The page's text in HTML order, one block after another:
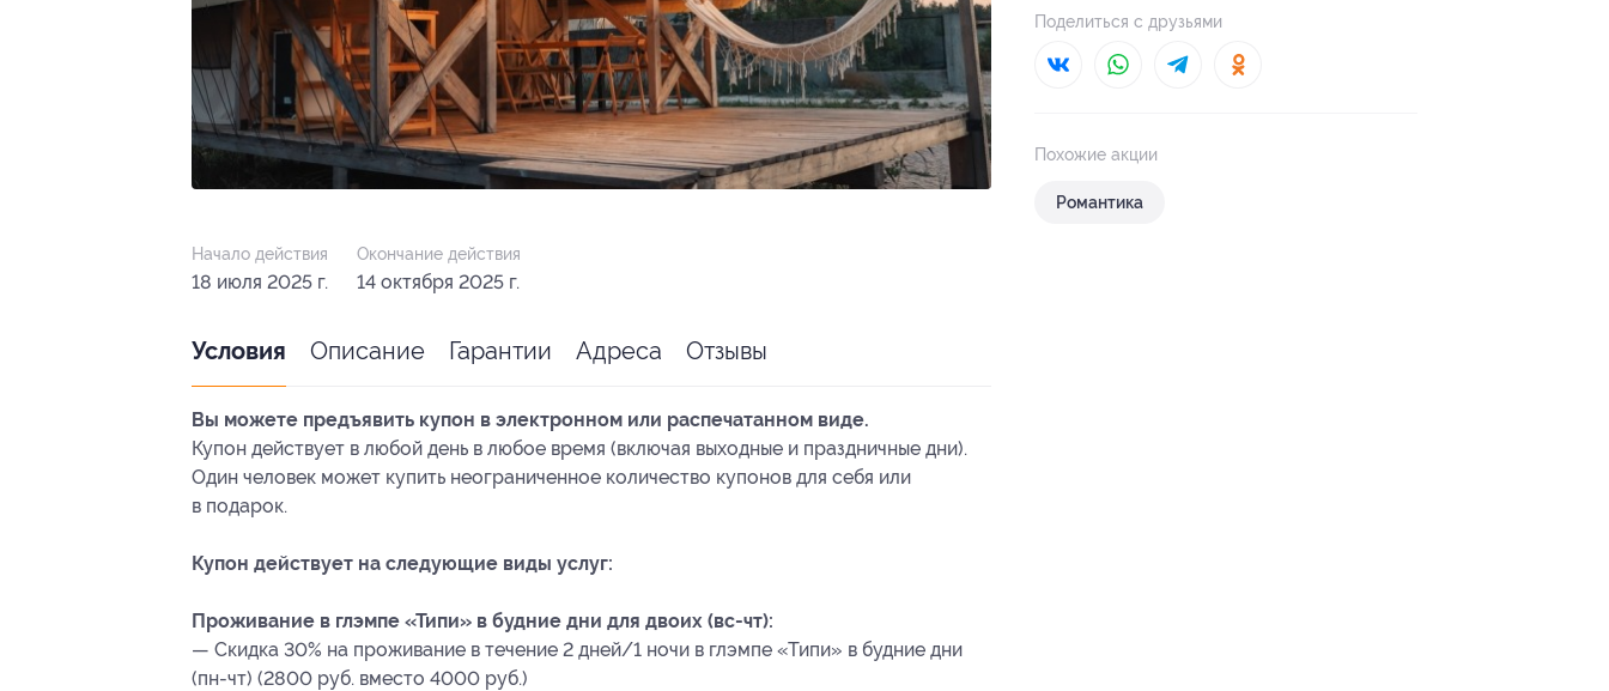
Поделиться с друзьями
Похожие акции
Романтика
Начало действия
18 июля 2025 г.
Окончание действия
14 октября 2025 г.
Условия Описание Гарантии Адреса Отзывы
Вы можете предъявить купон в электронном или распечатанном виде.
Купон действует в любой день в любое время (включая выходные и праздничные дни).
Один человек может купить неограниченное количество купонов для себя или
в подарок.
Купон действует на следующие виды услуг:
Проживание в глэмпе «Типи» в будние дни для двоих (вс-чт):
— Скидка 30% на проживание в течение 2 дней/1 ночи в глэмпе «Типи» в будние дни
(пн-чт) (2800 руб. вместо 4000 руб.)